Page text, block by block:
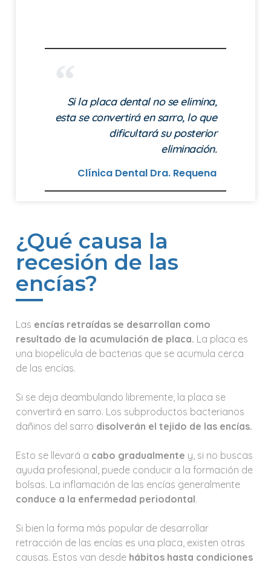
Si la placa dental no se elimina,
esta se convertirá en sarro, lo que
dificultará su posterior
eliminación.
Clínica Dental Dra. Requena
¿Qué causa la
recesión de las
encías?
Las encías retraídas se desarrollan como
resultado de la acumulación de placa. La placa es
una biopelícula de bacterias que se acumula cerca
de las encías.
Si se deja deambulando libremente, la placa se
convertirá en sarro. Los subproductos bacterianos
dañinos del sarro disolverán el tejido de las encías.
Esto se llevará a cabo gradualmente y, si no buscas
ayuda profesional, puede conducir a la formación de
bolsas. La inflamación de las encías generalmente
conduce a la enfermedad periodontal.
Si bien la forma más popular de desarrollar
retracción de las encías es una placa, existen otras
causas. Estos van desde hábitos hasta condiciones